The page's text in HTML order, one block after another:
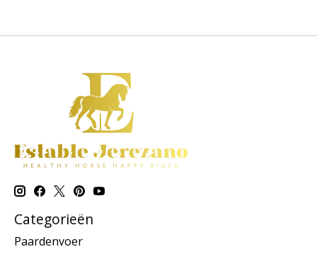
Categorieën
Paardenvoer